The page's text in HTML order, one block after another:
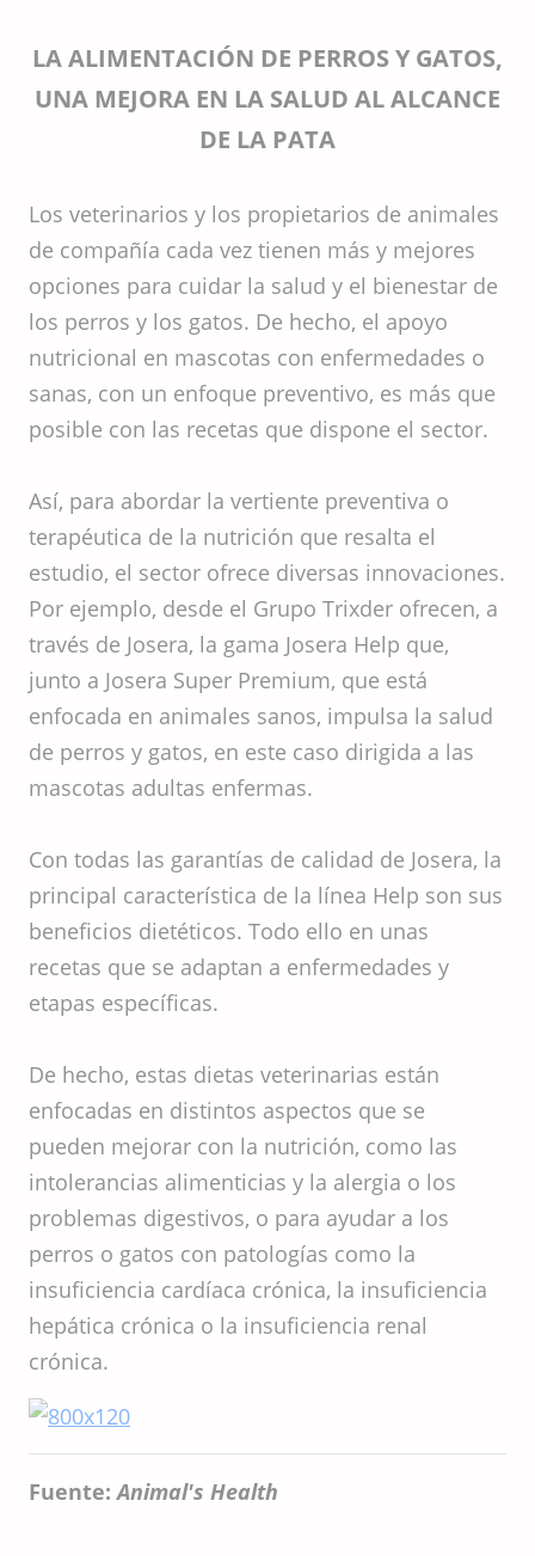
LA ALIMENTACIÓN DE PERROS Y GATOS,
UNA MEJORA EN LA SALUD AL ALCANCE
DE LA PATA
Los veterinarios y los propietarios de animales
de compañía cada vez tienen más y mejores
opciones para cuidar la salud y el bienestar de
los perros y los gatos. De hecho, el apoyo
nutricional en mascotas con enfermedades o
sanas, con un enfoque preventivo, es más que
posible con las recetas que dispone el sector.
Así, para abordar la vertiente preventiva o
terapéutica de la nutrición que resalta el
estudio, el sector ofrece diversas innovaciones.
Por ejemplo, desde el Grupo Trixder ofrecen, a
través de Josera, la gama Josera Help que,
junto a Josera Super Premium, que está
enfocada en animales sanos, impulsa la salud
de perros y gatos, en este caso dirigida a las
mascotas adultas enfermas.
Con todas las garantías de calidad de Josera, la
principal característica de la línea Help son sus
beneficios dietéticos. Todo ello en unas
recetas que se adaptan a enfermedades y
etapas específicas.
De hecho, estas dietas veterinarias están
enfocadas en distintos aspectos que se
pueden mejorar con la nutrición, como las
intolerancias alimenticias y la alergia o los
problemas digestivos, o para ayudar a los
perros o gatos con patologías como la
insuficiencia cardíaca crónica, la insuficiencia
hepática crónica o la insuficiencia renal
crónica.
Fuente:Animal's Health